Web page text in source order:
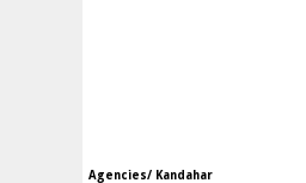
Agencies/ Kandahar